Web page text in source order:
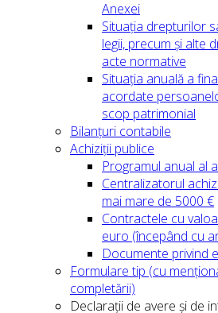
Anexei
Situația drepturilor
legii, precum și alte
acte normative
Situația anuală a
acordate
scop patrimonial
Bilanțuri contabile
Achiziții publice
Programul anual al
Centralizatorul
mai mare de 5000 €
Contractele cu
euro (începând cu
Documente privind
Formulare tip (cu
completării)
Declarații de avere și de